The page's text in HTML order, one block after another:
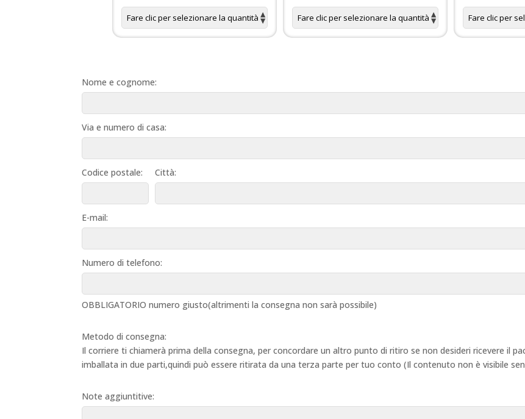
Nome e cognome:
Via e numero di casa:
Codice postale: Città:
E-mail:
Numero di telefono:
OBBLIGATORIO numero giusto(altrimenti la consegna non sarà possibile)
Metodo di consegna:
Il corriere ti chiamerà prima della consegna, per concordare un altro punto di ritiro se non desideri ricevere il
imballata in due parti,quindi può essere ritirata da una terza parte per tuo conto (Il contenuto non è visibile
Note aggiuntitive: